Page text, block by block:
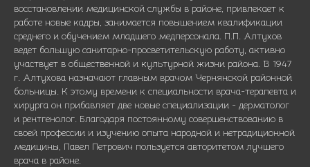
восстановлении медицинской службы в районе, привлекает к
работе новые кадры, занимается повышением квалификации
среднего и обучением младшего медперсонала. П.П. Алтухов
ведет большую санитарно-просветительскую работу, активно
участвует в общественной и культурной жизни района. В 1947
г. Алтухова назначают главным врачом Чернянской районной
больницы. К этому времени к специальности врача-терапевта и
хирурга он прибавляет две новые специализации - дерматолог
и рентгенолог. Благодаря постоянному совершенствованию в
своей профессии и изучению опыта народной и нетрадиционной
медицины, Павел Петрович пользуется авторитетом лучшего
врача в районе.